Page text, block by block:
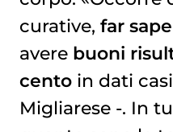
curative, far
avere buoni
centoin dati
Migliarese -. In